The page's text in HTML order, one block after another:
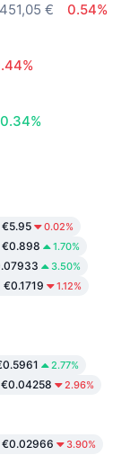
451,05 €
0.54%
0.34%
€5.95 0.02%
€0.898 1.70%
3.50%
€0.1719 1.12%
2.77%
€0.04258 2.96%
€0.02966 3.90%